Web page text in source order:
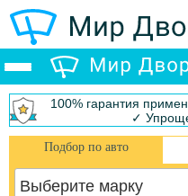
100% гарантия
✓
Подбор по авто
Выберите марку